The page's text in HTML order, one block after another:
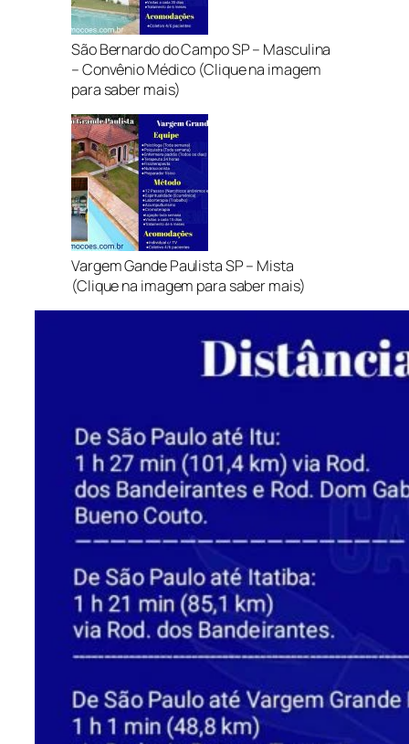
São Bernardo do Campo SP – Masculina
– Convênio Médico (Clique na imagem
para saber mais)
Vargem Gande Paulista SP – Mista
(Clique na imagem para saber mais)